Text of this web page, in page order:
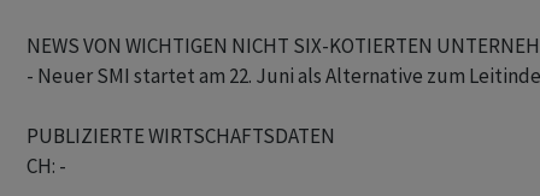
NEWS VON WICHTIGEN NICHT SIX-KOTIERTEN
- Neuer SMI startet am 22. Juni als Alternative zum
PUBLIZIERTE WIRTSCHAFTSDATEN
CH: -